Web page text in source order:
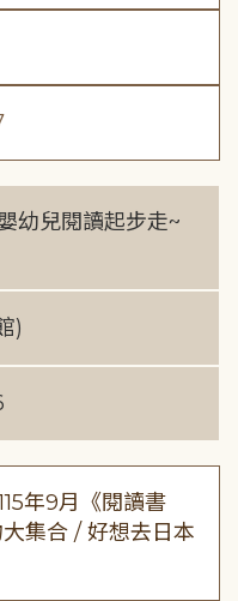
幼兒閱讀起步走~
)
年9月《閱讀書
集合 / 好想去日本